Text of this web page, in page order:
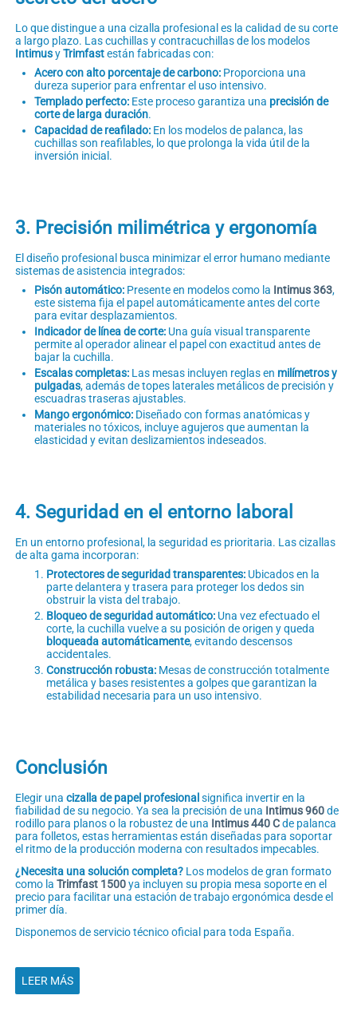
Lo que distingue a una cizalla profesional es la calidad de su corte
a largo plazo. Las cuchillas y contracuchillas de los modelos
IntimusyTrimfastestán fabricadas con:
Acero con alto porcentaje de carbono: Proporciona una
dureza superior para enfrentar el uso intensivo.
Templado perfecto: Este proceso garantiza una precisión de
corte de larga duración.
Capacidad de reafilado: En los modelos de palanca, las
cuchillas son reafilables, lo que prolonga la vida útil de la
inversión inicial.
3. Precisión milimétrica y ergonomía
El diseño profesional busca minimizar el error humano mediante
sistemas de asistencia integrados:
Pisón automático: Presente en modelos como la Intimus 363,
este sistema fija el papel automáticamente antes del corte
para evitar desplazamientos.
Indicador de línea de corte: Una guía visual transparente
permite al operador alinear el papel con exactitud antes de
bajar la cuchilla.
Escalas completas: Las mesas incluyen reglas en milímetros y
pulgadas, además de topes laterales metálicos de precisión y
escuadras traseras ajustables.
Mango ergonómico: Diseñado con formas anatómicas y
materiales no tóxicos, incluye agujeros que aumentan la
elasticidad y evitan deslizamientos indeseados.
4. Seguridad en el entorno laboral
En un entorno profesional, la seguridad es prioritaria. Las cizallas
de alta gama incorporan:
Protectores de seguridad transparentes: Ubicados en la
parte delantera y trasera para proteger los dedos sin
obstruir la vista del trabajo.
Bloqueo de seguridad automático: Una vez efectuado el
corte, la cuchilla vuelve a su posición de origen y queda
bloqueada automáticamente, evitando descensos
accidentales.
Construcción robusta: Mesas de construcción totalmente
metálica y bases resistentes a golpes que garantizan la
estabilidad necesaria para un uso intensivo.
Conclusión
Elegir una cizalla de papel profesional significa invertir en la
fiabilidad de su negocio. Ya sea la precisión de una Intimus 960de
rodillo para planos o la robustez de una Intimus 440 Cde palanca
para folletos, estas herramientas están diseñadas para soportar
el ritmo de la producción moderna con resultados impecables.
¿Necesita una solución completa? Los modelos de gran formato
como la Trimfast 1500ya incluyen su propia mesa soporte en el
precio para facilitar una estación de trabajo ergonómica desde el
primer día.
Disponemos de servicio técnico oficial para toda España.
LEER MÁS